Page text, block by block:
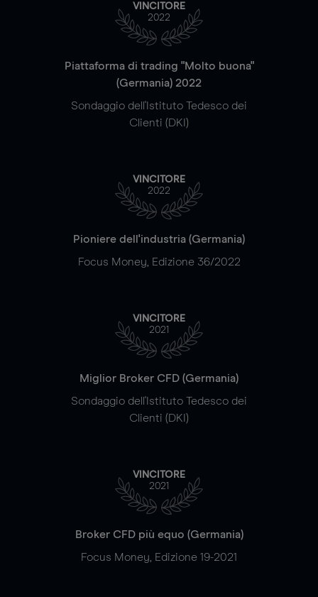
VINCITORE
2022
Piattaforma di trading "Molto buona"
(Germania) 2022
Sondaggio dell'Istituto Tedesco dei
Clienti (DKI)
VINCITORE
2022
Pioniere dell'industria (Germania)
Focus Money, Edizione 36/2022
VINCITORE
2021
Miglior Broker CFD (Germania)
Sondaggio dell'Istituto Tedesco dei
Clienti (DKI)
VINCITORE
2021
Broker CFD più equo (Germania)
Focus Money, Edizione 19-2021